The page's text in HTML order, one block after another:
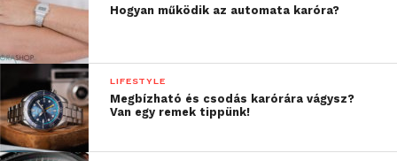
Hogyan működik az automata karóra?
LIFESTYLE
Megbízható és csodás karórára vágysz?
Van egy remek tippünk!